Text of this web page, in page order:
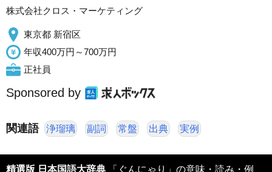
株式会社クロス・マーケティング
東京都 新宿区
年収400万円～700万円
正社員
Sponsored by
関連語 浄瑠璃 副詞 常盤 出典 実例
精選版 日本国語大辞典 「ぐんにゃり」の意味・読み・例